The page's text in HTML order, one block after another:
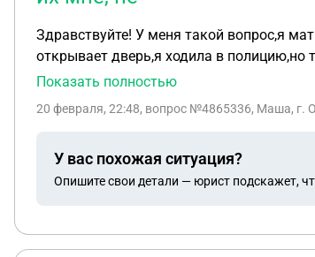
Здравствуйте! У меня такой вопрос,я
открывает дверь,я ходила в полицию,но
понимаю что полиция заодно с
Показать полностью
20 февраля, 22:48, вопрос №4865336, Маша, г.
У вас похожая ситуация?
Опишите свои детали — юрист подскажет,